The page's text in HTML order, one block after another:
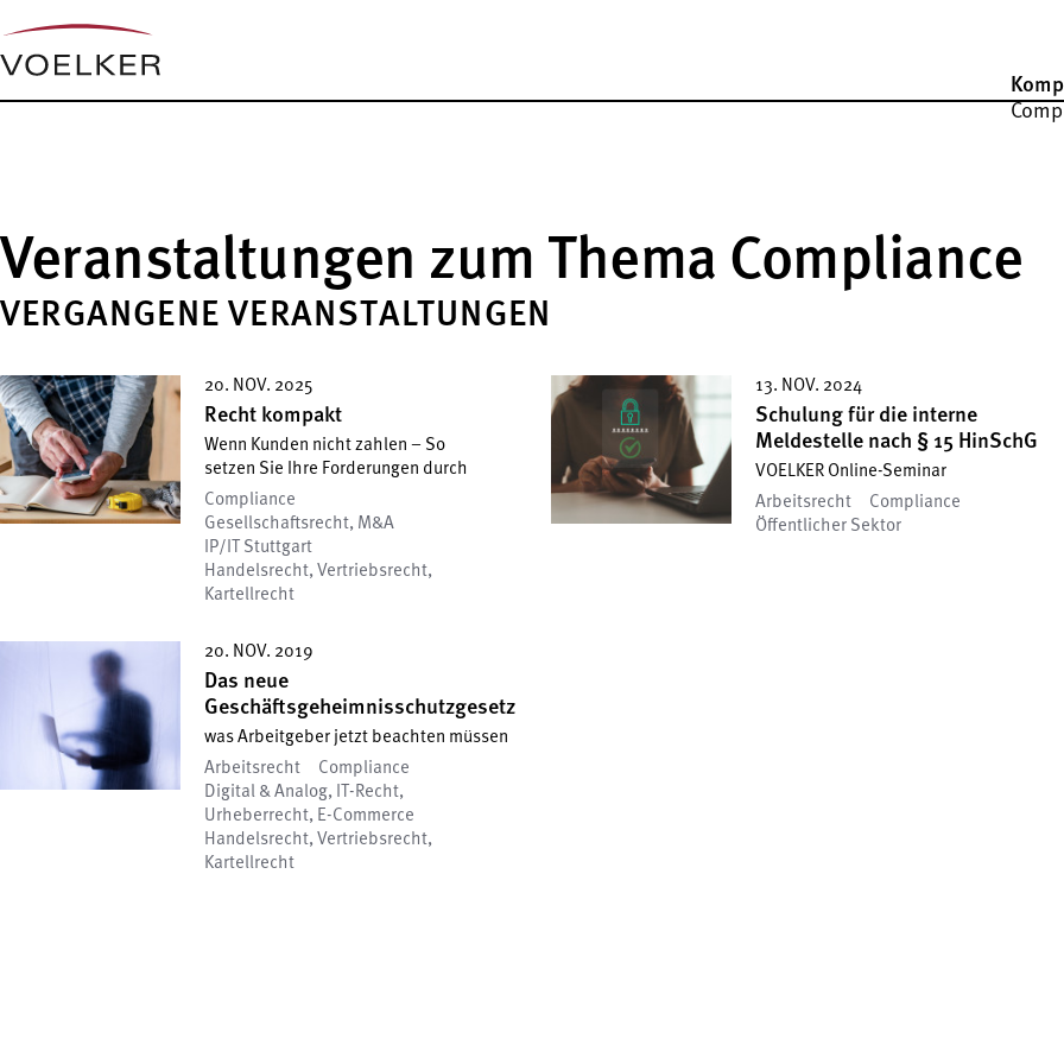
Veranstaltungen zum Thema Compliance
VERGANGENE VERANSTALTUNGEN
20. NOV. 2025
Recht kompakt
Wenn Kunden nicht zahlen – So
setzen Sie Ihre Forderungen durch
Compliance
Gesellschafts­recht, M&A
IP/IT Stuttgart
Handelsrecht, Vertriebsrecht,
Kartellrecht
13. NOV. 2024
Schulung für die interne
Meldestelle nach § 15 HinSchG
VOELKER Online-Seminar
Arbeitsrecht
Compliance
Öffentlicher Sektor
20. NOV. 2019
Das neue
Geschäftsgeheimnisschutzgesetz
was Arbeitgeber jetzt beachten müssen
Arbeitsrecht
Compliance
Digital & Analog, IT-Recht,
Urheberrecht, E-Commerce
Handelsrecht, Vertriebsrecht,
Kartellrecht